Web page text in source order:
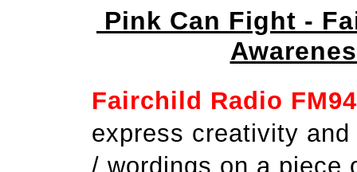
Pink Can Fight -
Fairchild Radio
express creativity
/ wordings on a piece